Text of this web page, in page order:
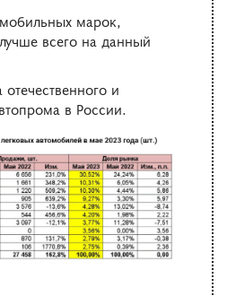
марок,
всего на данный
и
в России.